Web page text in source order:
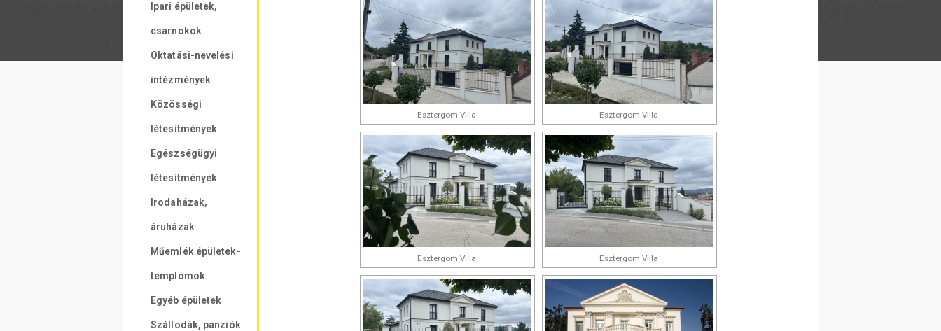
Ipari épületek,
csarnokok
Oktatási-nevelési
intézmények
Közösségi
létesítmények
Egészségügyi
létesítmények
Irodaházak,
áruházak
Műemlék épületek-
templomok
Egyéb épületek
Szállodák, panziók
Esztergom Villa Esztergom Villa
Esztergom Villa Esztergom Villa